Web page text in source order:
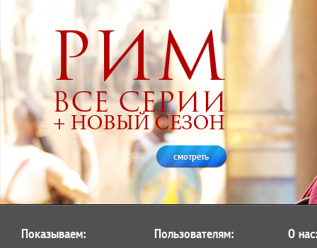
смотреть
Показываем: Пользователям: О